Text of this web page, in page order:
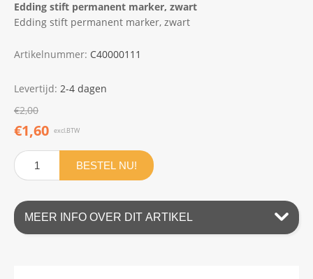
Edding stift permanent marker, zwart
Edding stift permanent marker, zwart
Artikelnummer: C40000111
Levertijd: 2-4 dagen
€2,00
€1,60 excl.BTW
BESTEL NU!
MEER INFO OVER DIT ARTIKEL